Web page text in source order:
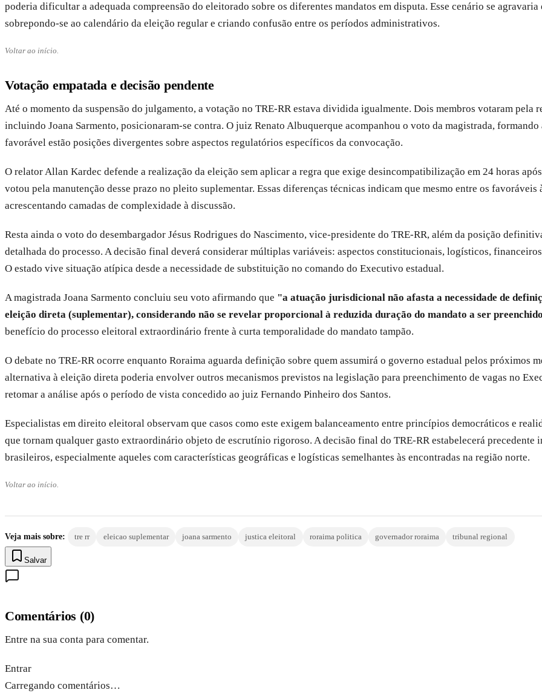
poderia dificultar a adequada compreensão do eleitorado sobre os diferentes mandatos em disputa. Esse cenário se
sobrepondo-se ao calendário da eleição regular e criando confusão entre os períodos administrativos.
Voltar ao início.
Votação empatada e decisão pendente
Até o momento da suspensão do julgamento, a votação no TRE-RR estava dividida igualmente. Dois membros votaram
incluindo Joana Sarmento, posicionaram-se contra. O juiz Renato Albuquerque acompanhou o voto da magistrada,
favorável estão posições divergentes sobre aspectos regulatórios específicos da convocação.
O relator Allan Kardec defende a realização da eleição sem aplicar a regra que exige desincompatibilização em 24 horas
votou pela manutenção desse prazo no pleito suplementar. Essas diferenças técnicas indicam que mesmo entre os
acrescentando camadas de complexidade à discussão.
Resta ainda o voto do desembargador Jésus Rodrigues do Nascimento, vice-presidente do TRE-RR, além da posição
detalhada do processo. A decisão final deverá considerar múltiplas variáveis: aspectos constitucionais, logísticos,
O estado vive situação atípica desde a necessidade de substituição no comando do Executivo estadual.
A magistrada Joana Sarmento concluiu seu voto afirmando que "a atuação jurisdicional não afasta a necessidade de
eleição direta (suplementar), considerando não se revelar proporcional à reduzida duração do mandato a ser
benefício do processo eleitoral extraordinário frente à curta temporalidade do mandato tampão.
O debate no TRE-RR ocorre enquanto Roraima aguarda definição sobre quem assumirá o governo estadual pelos próximos
alternativa à eleição direta poderia envolver outros mecanismos previstos na legislação para preenchimento de vagas no
retomar a análise após o período de vista concedido ao juiz Fernando Pinheiro dos Santos.
Especialistas em direito eleitoral observam que casos como este exigem balanceamento entre princípios democráticos e
que tornam qualquer gasto extraordinário objeto de escrutínio rigoroso. A decisão final do TRE-RR estabelecerá precedente
brasileiros, especialmente aqueles com características geográficas e logísticas semelhantes às encontradas na região norte.
Voltar ao início.
Veja mais sobre: tre rr eleicao suplementar joana sarmento justica eleitoral roraima politica governador roraima tribunal regional
Salvar
Comentários (0)
Entre na sua conta para comentar.
Entrar
Carregando comentários…